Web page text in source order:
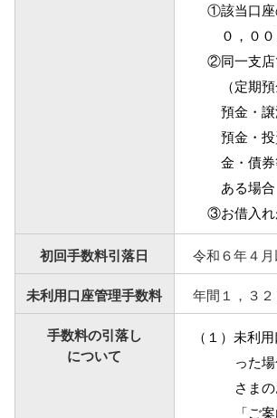
サービスのご案内
Taiko Big Advance
サービスのご案内
①該当口座
０，０
②同一支店
（定期
預金・
預金・
金・債
ある場合
③お借入れ
初回手数料引落日 令和６年４月
未利用口座管理手数料 年間１，３２
手数料の引落し
について
（１）未利
った
さま
「ご